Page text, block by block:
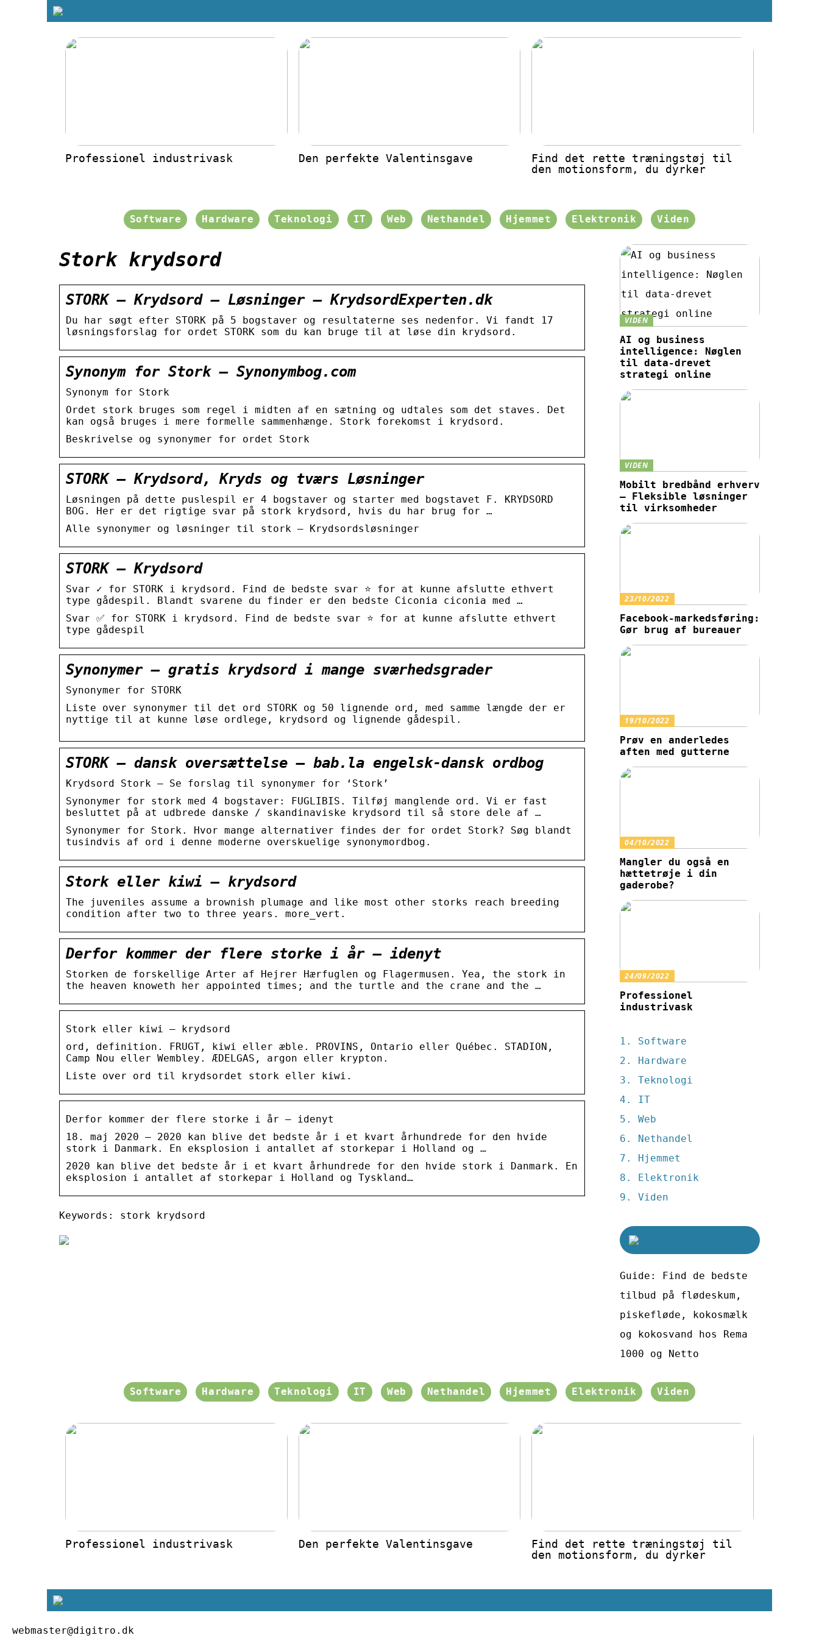
Professionel industrivask Den perfekte Valentinsgave
Find det rette træningstøj til
den motionsform, du dyrker
Software Hardware Teknologi IT Web Nethandel Hjemmet Elektronik Viden
Stork krydsord
STORK – Krydsord – Løsninger – KrydsordExperten.dk
Du har søgt efter STORK på 5 bogstaver og resultaterne ses nedenfor. Vi fandt 17
løsningsforslag for ordet STORK som du kan bruge til at løse din krydsord.
Synonym for Stork – Synonymbog.com
Synonym for Stork
Ordet stork bruges som regel i midten af ​​en sætning og udtales som det staves. Det
kan også bruges i mere formelle sammenhænge. Stork forekomst i krydsord.
Beskrivelse og synonymer for ordet Stork
STORK – Krydsord, Kryds og tværs Løsninger
Løsningen på dette puslespil er 4 bogstaver og starter med bogstavet F. KRYDSORD
BOG. Her er det rigtige svar på stork krydsord, hvis du har brug for …
Alle synonymer og løsninger til stork – Krydsordsløsninger
STORK – Krydsord
Svar ✓ for STORK i krydsord. Find de bedste svar ⭐ for at kunne afslutte ethvert
type gådespil. Blandt svarene du finder er den bedste Ciconia ciconia med …
Svar ✅ for STORK i krydsord. Find de bedste svar ⭐ for at kunne afslutte ethvert
type gådespil
Synonymer – gratis krydsord i mange sværhedsgrader
Synonymer for STORK
Liste over synonymer til det ord STORK og 50 lignende ord, med samme længde der er
nyttige til at kunne løse ordlege, krydsord og lignende gådespil.
STORK – dansk oversættelse – bab.la engelsk-dansk ordbog
Krydsord Stork – Se forslag til synonymer for ‘Stork’
Synonymer for stork med 4 bogstaver: FUGLIBIS. Tilføj manglende ord. Vi er fast
besluttet på at udbrede danske / skandinaviske krydsord til så store dele af …
Synonymer for Stork. Hvor mange alternativer findes der for ordet Stork? Søg blandt
tusindvis af ord i denne moderne overskuelige synonymordbog.
Stork eller kiwi – krydsord
The juveniles assume a brownish plumage and like most other storks reach breeding
condition after two to three years. more_vert.
Derfor kommer der flere storke i år – idenyt
Storken de forskellige Arter af Hejrer Hærfuglen og Flagermusen. Yea, the stork in
the heaven knoweth her appointed times; and the turtle and the crane and the …
Stork eller kiwi – krydsord
ord, definition. FRUGT, kiwi eller æble. PROVINS, Ontario eller Québec. STADION,
Camp Nou eller Wembley. ÆDELGAS, argon eller krypton.
Liste over ord til krydsordet stork eller kiwi.
Derfor kommer der flere storke i år – idenyt
18. maj 2020 — 2020 kan blive det bedste år i et kvart århundrede for den hvide
stork i Danmark. En eksplosion i antallet af storkepar i Holland og …
2020 kan blive det bedste år i et kvart århundrede for den hvide stork i Danmark. En
eksplosion i antallet af storkepar i Holland og Tyskland…
Keywords: stork krydsord
VIDEN
AI og business
intelligence: Nøglen
til data-drevet
strategi online
VIDEN
Mobilt bredbånd erhverv
– Fleksible løsninger
til virksomheder
23/10/2022
Facebook-markedsføring:
Gør brug af bureauer
19/10/2022
Prøv en anderledes
aften med gutterne
04/10/2022
Mangler du også en
hættetrøje i din
gaderobe?
24/09/2022
Professionel
industrivask
Software
Hardware
Teknologi
IT
Web
Nethandel
Hjemmet
Elektronik
Viden
Guide: Find de bedste
tilbud på flødeskum,
piskefløde, kokosmælk
og kokosvand hos Rema
1000 og Netto
Software Hardware Teknologi IT Web Nethandel Hjemmet Elektronik Viden
Professionel industrivask Den perfekte Valentinsgave
Find det rette træningstøj til
den motionsform, du dyrker
webmaster@digitro.dk